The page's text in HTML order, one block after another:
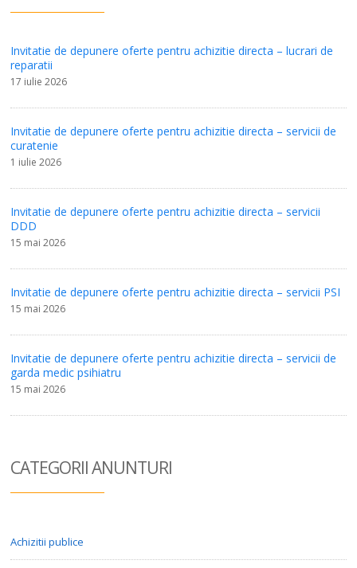
Invitatie de depunere oferte pentru achizitie directa – lucrari de
reparatii
17 iulie 2026
Invitatie de depunere oferte pentru achizitie directa – servicii de
curatenie
1 iulie 2026
Invitatie de depunere oferte pentru achizitie directa – servicii
DDD
15 mai 2026
Invitatie de depunere oferte pentru achizitie directa – servicii PSI
15 mai 2026
Invitatie de depunere oferte pentru achizitie directa – servicii de
garda medic psihiatru
15 mai 2026
CATEGORII ANUNTURI
Achizitii publice